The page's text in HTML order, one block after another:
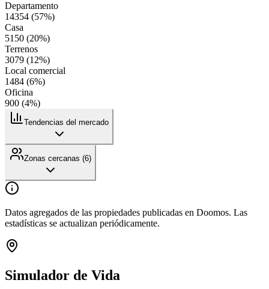
Departamento
14354 (57%)
Casa
5150 (20%)
Terrenos
3079 (12%)
Local comercial
1484 (6%)
Oficina
900 (4%)
Tendencias del mercado
Zonas cercanas (6)
Datos agregados de las propiedades publicadas en Doomos. Las
estadísticas se actualizan periódicamente.
Simulador de Vida